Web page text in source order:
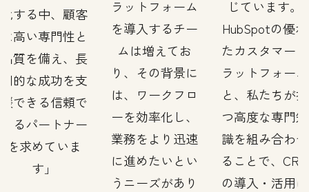
化する中、顧客
は高い専門性と
品質を備え、長
期的な成功を支
援できる信頼で
きるパートナー
を求めていま
す
ラットフォーム
を導入するチー
ムは増えてお
り、その背景に
は、ワークフロ
ーを効率化し、
業務をより迅速
に進めたいとい
うニーズがあり
じています。
HubSpotの優れ
たカスタマープ
ラットフォーム
と、私たちが持
つ高度な専門知
識を組み合わせ
ることで、CRM
の導入・活用に